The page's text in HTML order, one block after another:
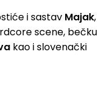
i sastav Majak,
scene, bečku
kao i slovenački